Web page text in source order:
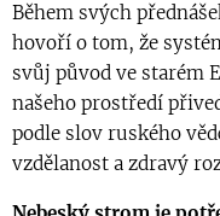
Během svých
hovoří o tom, že
svůj původ ve starém
našeho prostředí
podle slov ruského
vzdělanost a zdravý